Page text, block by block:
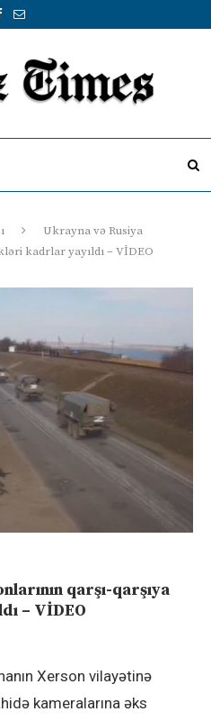
Ukrayna və Rusiya
kadrlar yayıldı – VİDEO
qarşı-qarşıya
– VİDEO
Xerson vilayətinə
kameralarına əks